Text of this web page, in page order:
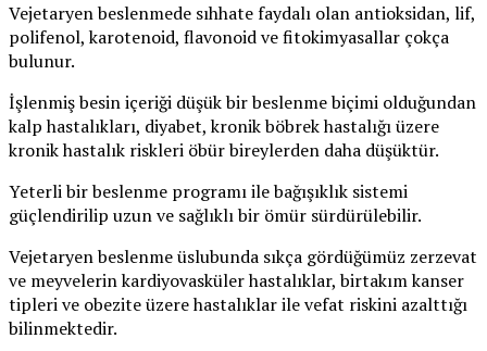
Vejetaryen beslenmede sıhhate faydalı olan antioksidan, lif,
polifenol, karotenoid, flavonoid ve fitokimyasallar çokça
bulunur.
İşlenmiş besin içeriği düşük bir beslenme biçimi olduğundan
kalp hastalıkları, diyabet, kronik böbrek hastalığı üzere
kronik hastalık riskleri öbür bireylerden daha düşüktür.
Yeterli bir beslenme programı ile bağışıklık sistemi
güçlendirilip uzun ve sağlıklı bir ömür sürdürülebilir.
Vejetaryen beslenme üslubunda sıkça gördüğümüz zerzevat
ve meyvelerin kardiyovasküler hastalıklar, birtakım kanser
tipleri ve obezite üzere hastalıklar ile vefat riskini azalttığı
bilinmektedir.